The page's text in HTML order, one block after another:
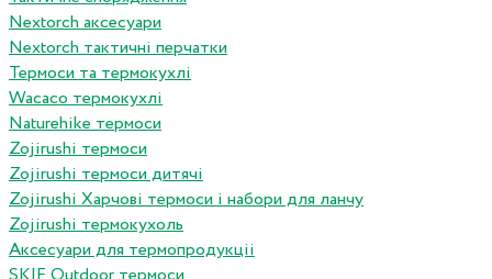
Nextorch аксесуари
Nextorch тактичні перчатки
Термоси та термокухлі
Wacaco термокухлі
Naturehike термоси
Zojirushi термоси
Zojirushi термоси дитячі
Zojirushi Харчові термоси і набори для ланчу
Zojirushi термокухоль
Аксесуари для термопродукціі